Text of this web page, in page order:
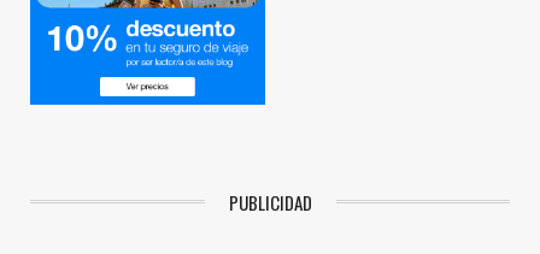
PUBLICIDAD